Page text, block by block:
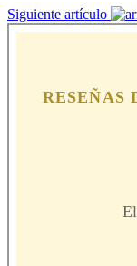
Siguiente artículo